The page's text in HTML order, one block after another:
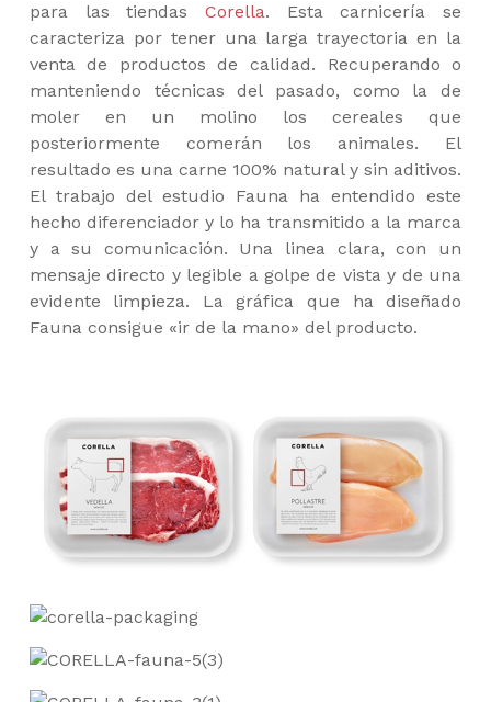
para las tiendas Corella. Esta carnicería se
caracteriza por tener una larga trayectoria en la
venta de productos de calidad. Recuperando o
manteniendo técnicas del pasado, como la de
moler en un molino los cereales que
posteriormente comerán los animales. El
resultado es una carne 100% natural y sin aditivos.
El trabajo del estudio Fauna ha entendido este
hecho diferenciador y lo ha transmitido a la marca
y a su comunicación. Una linea clara, con un
mensaje directo y legible a golpe de vista y de una
evidente limpieza. La gráfica que ha diseñado
Fauna consigue «ir de la mano» del producto.